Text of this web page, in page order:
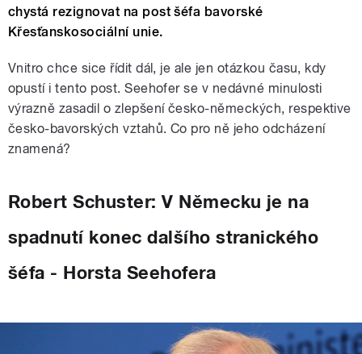
chystá rezignovat na post šéfa bavorské
Křesťanskosociální unie.
Vnitro chce sice řídit dál, je ale jen otázkou času, kdy
opustí i tento post. Seehofer se v nedávné minulosti
výrazně zasadil o zlepšení česko-německých, respektive
česko-bavorských vztahů. Co pro ně jeho odcházení
znamená?
Robert Schuster: V Německu je na
spadnutí konec dalšího stranického
šéfa - Horsta Seehofera